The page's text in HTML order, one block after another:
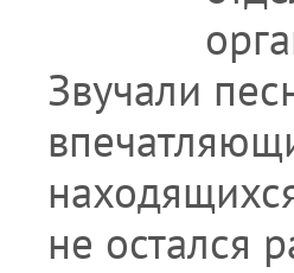
Звучали
не остался